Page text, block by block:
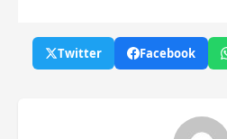
Twitter Facebook